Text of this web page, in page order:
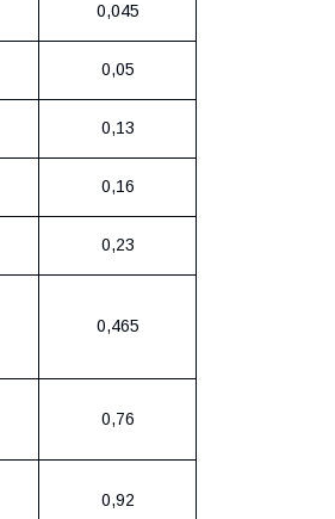
0,045
0,05
0,13
0,16
0,23
0,465
0,76
0,92